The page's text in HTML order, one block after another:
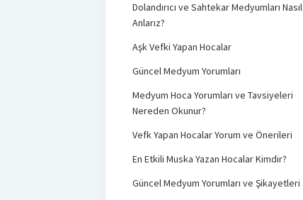
Dolandırıcı ve Sahtekar Medyumları Nasıl
Anlarız?
Aşk Vefki Yapan Hocalar
Güncel Medyum Yorumları
Medyum Hoca Yorumları ve Tavsiyeleri
Nereden Okunur?
Vefk Yapan Hocalar Yorum ve Önerileri
En Etkili Muska Yazan Hocalar Kimdir?
Güncel Medyum Yorumları ve Şikayetleri